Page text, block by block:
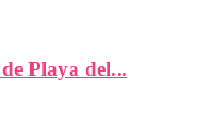
Playa del...